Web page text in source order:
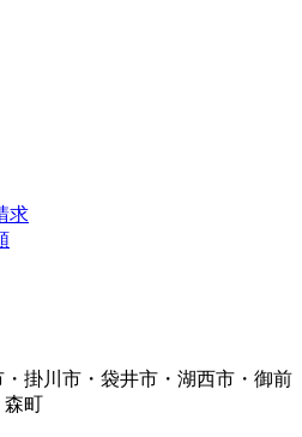
求
・掛川市・袋井市・湖西市・御前
森町